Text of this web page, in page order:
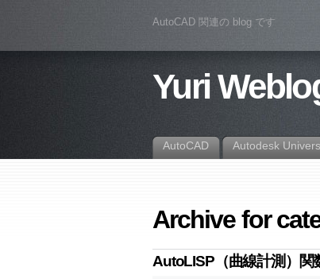
AutoCAD 関連の blog です
Yuri
AutoCAD Autodesk
Archive for
AutoLISP（曲線計測）関